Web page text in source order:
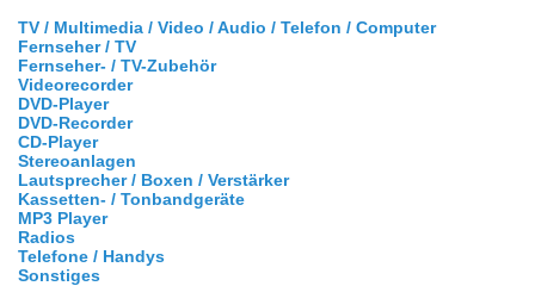
TV / Multimedia / Video / Audio / Telefon / Computer
Fernseher / TV
Fernseher- / TV-Zubehör
Videorecorder
DVD-Player
DVD-Recorder
CD-Player
Stereoanlagen
Lautsprecher / Boxen / Verstärker
Kassetten- / Tonbandgeräte
MP3 Player
Radios
Telefone / Handys
Sonstiges